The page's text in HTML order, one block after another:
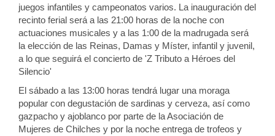
juegos infantiles y campeonatos varios. La inauguración del
recinto ferial será a las 21:00 horas de la noche con
actuaciones musicales y a las 1:00 de la madrugada será
la elección de las Reinas, Damas y Míster, infantil y juvenil,
a lo que seguirá el concierto de 'Z Tributo a Héroes del
Silencio'
El sábado a las 13:00 horas tendrá lugar una moraga
popular con degustación de sardinas y cerveza, así como
gazpacho y ajoblanco por parte de la Asociación de
Mujeres de Chilches y por la noche entrega de trofeos y